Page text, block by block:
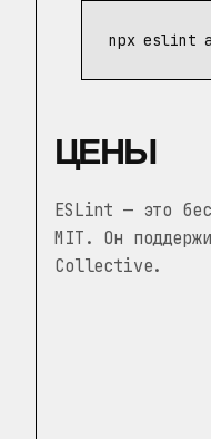
npx eslint
ЦЕНЫ
ESLint — это
MIT. Он
Collective.